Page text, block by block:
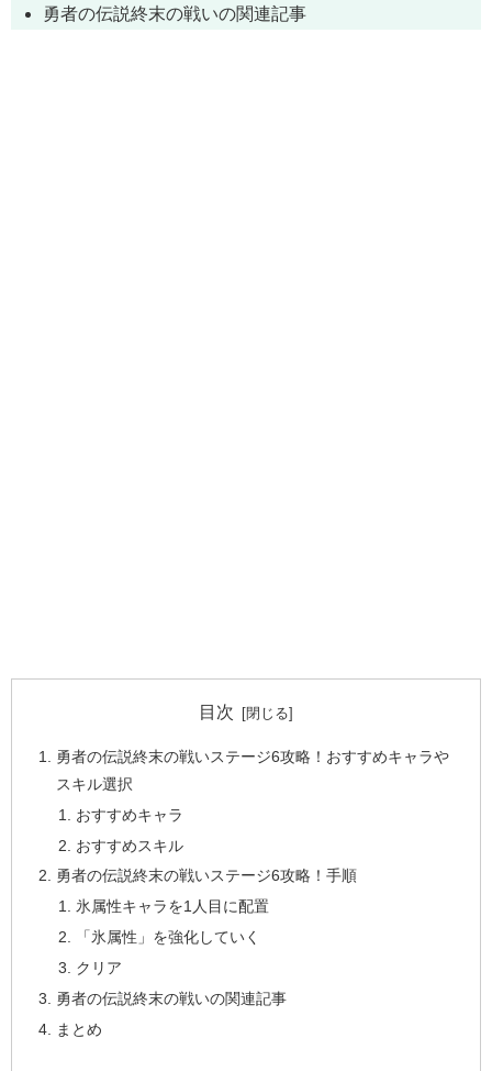
勇者の伝説終末の戦いの関連記事
目次
勇者の伝説終末の戦いステージ6攻略！おすすめキャラや
スキル選択
おすすめキャラ
おすすめスキル
勇者の伝説終末の戦いステージ6攻略！手順
氷属性キャラを1人目に配置
「氷属性」を強化していく
クリア
勇者の伝説終末の戦いの関連記事
まとめ